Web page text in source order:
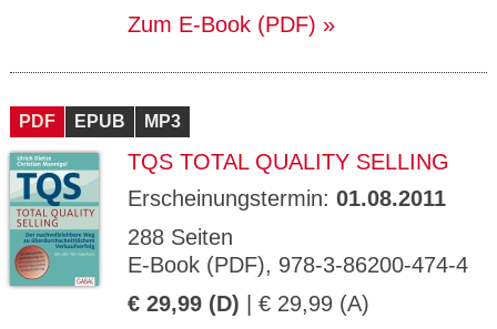
Zum E-Book (PDF)
PDF EPUB MP3
TQS TOTAL QUALITY SELLING
Erscheinungstermin: 01.08.2011
288 Seiten
E-Book (PDF), 978-3-86200-474-4
€ 29,99 (D) | € 29,99 (A)